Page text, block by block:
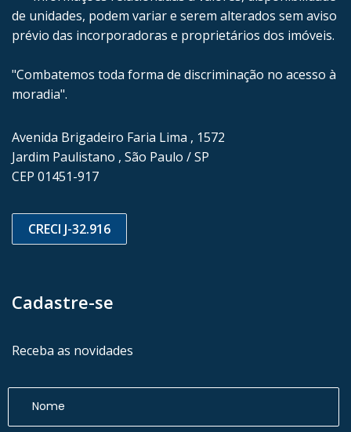
de unidades, podem variar e serem alterados sem aviso
prévio das incorporadoras e proprietários dos imóveis.
"Combatemos toda forma de discriminação no acesso à
moradia".
Avenida Brigadeiro Faria Lima , 1572
Jardim Paulistano , São Paulo / SP
CEP 01451-917
CRECI J-32.916
Cadastre-se
Receba as novidades